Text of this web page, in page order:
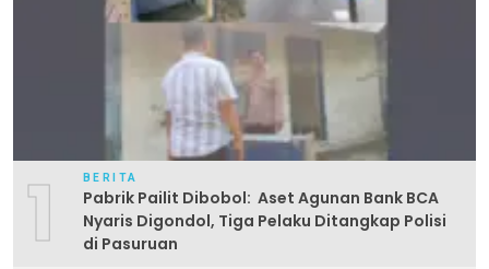
1 BERITA
Pabrik Pailit Dibobol: Aset Agunan Bank BCA
Nyaris Digondol, Tiga Pelaku Ditangkap Polisi
di Pasuruan